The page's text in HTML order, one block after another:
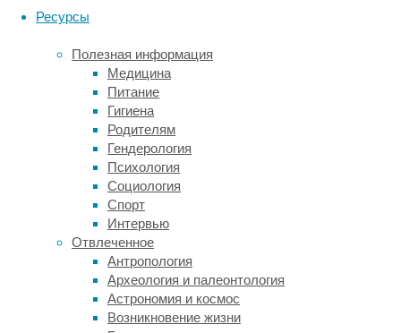
Ресурсы
Полезная информация
Медицина
Питание
Гигиена
Родителям
Гендерология
Психология
Социология
Спорт
Интервью
Отвлеченное
Антропология
Археология и палеонтология
Астрономия и космос
Возникновение жизни
смогла
элементарные
навыки
сидения,
ползания,
ходьбы.
Девочка
рождения
страдает
заболеванием,
которое
практически
не
поддается
лечению